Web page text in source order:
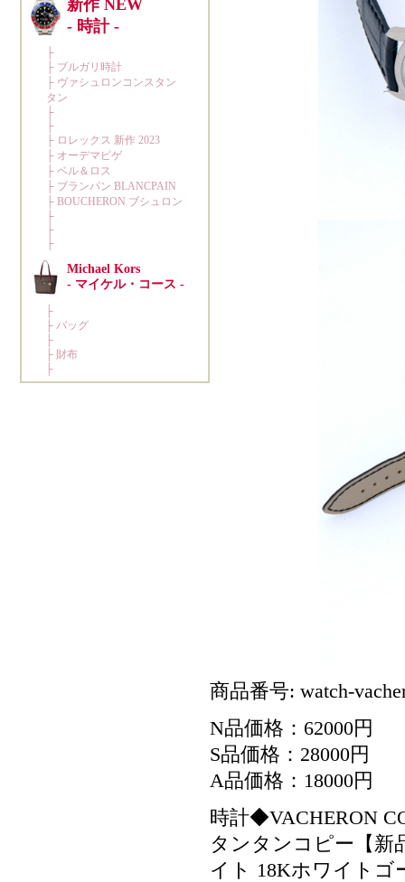
商品番号: watch-
N品価格：62000円
S品価格：28000円
A品価格：18000円
時計◆VACHERON
タンタンコピー【新
イト 18Kホワイトゴ